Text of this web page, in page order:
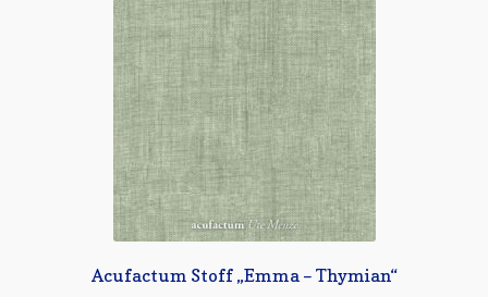
Acufactum Stoff „Emma – Thymian“